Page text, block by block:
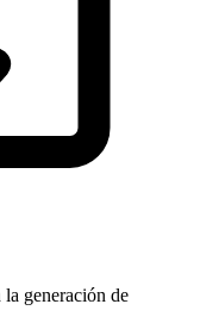
generación de